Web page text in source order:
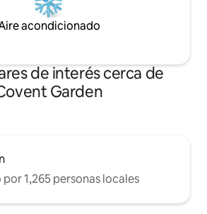
acondicionado
de interés cerca de
Garden
1,265 personas locales